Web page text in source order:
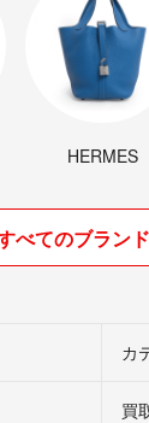
HERMES
べてのブラン
カ
買